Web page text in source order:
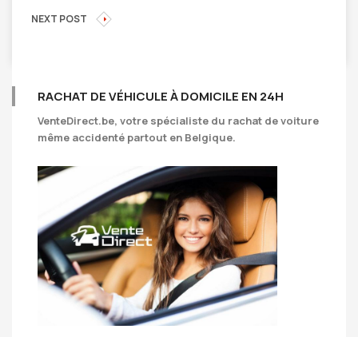
NEXT POST
RACHAT DE VÉHICULE À DOMICILE EN 24H
VenteDirect.be, votre spécialiste du rachat de voiture
même accidenté partout en Belgique.